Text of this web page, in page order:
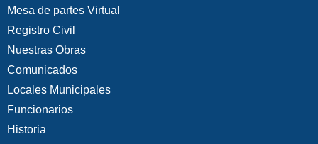
Mesa de partes Virtual
Registro Civil
Nuestras Obras
Comunicados
Locales Municipales
Funcionarios
Historia